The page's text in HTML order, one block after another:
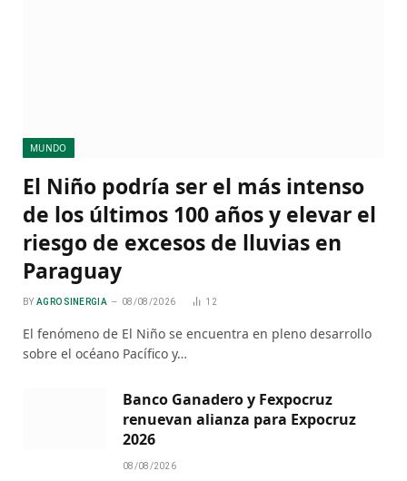
MUNDO
El Niño podría ser el más intenso
de los últimos 100 años y elevar el
riesgo de excesos de lluvias en
Paraguay
BY AGRO SINERGIA 08/08/2026 12
El fenómeno de El Niño se encuentra en pleno desarrollo
sobre el océano Pacífico y…
Banco Ganadero y Fexpocruz
renuevan alianza para Expocruz
2026
08/08/2026